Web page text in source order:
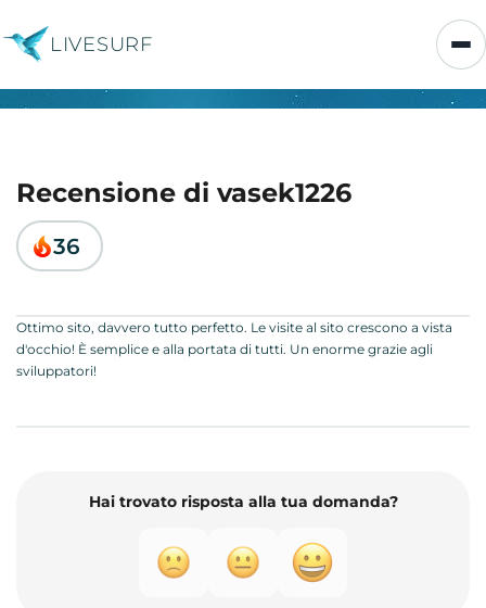
LIVESURF
Recensione di vasek1226
36
Ottimo sito, davvero tutto perfetto. Le visite al sito crescono a vista
d'occhio! È semplice e alla portata di tutti. Un enorme grazie agli
sviluppatori!
Hai trovato risposta alla tua domanda?